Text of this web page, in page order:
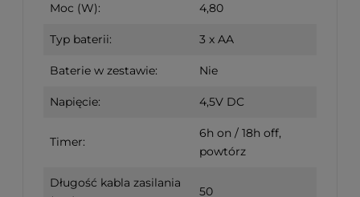
Moc (W): 4,80
Typ baterii: 3 x AA
Baterie w zestawie: Nie
Napięcie: 4,5V DC
Timer:
6h on / 18h off,
powtórz
Długość kabla zasilania
50